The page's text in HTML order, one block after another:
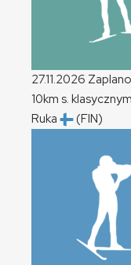
27.11.2026
10km s. klasycznym
Ruka
(FIN)